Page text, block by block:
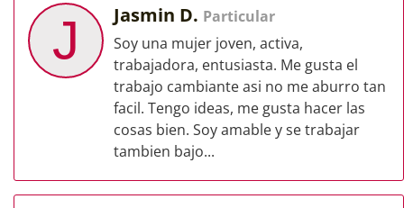
J Jasmin D. Particular
Soy una mujer joven, activa,
trabajadora, entusiasta. Me gusta el
trabajo cambiante asi no me aburro tan
facil. Tengo ideas, me gusta hacer las
cosas bien. Soy amable y se trabajar
tambien bajo...